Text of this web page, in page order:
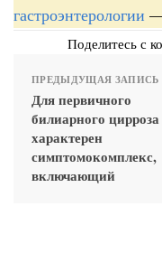
гастроэнтерологии
Поделитесь с
ПРЕДЫДУЩАЯ ЗАПИСЬ
Для первичного
билиарного цирроза
характерен
симптомокомплекс,
включающий